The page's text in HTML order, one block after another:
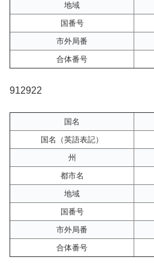
地域
国番号
市外局番
合体番号
912922
国名
国名（英語表記）
州
都市名
地域
国番号
市外局番
合体番号